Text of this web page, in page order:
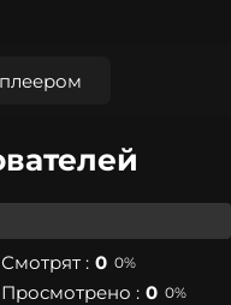
Смотрят : 0 0%
Просмотрено : 0 0%